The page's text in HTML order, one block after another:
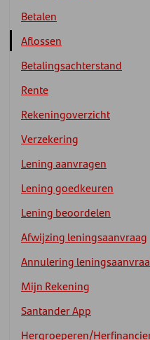
Betalen
Aflossen
Betalingsachterstand
Rente
Rekeningoverzicht
Verzekering
Lening aanvragen
Lening goedkeuren
Lening beoordelen
Afwijzing leningsaanvraag
Annulering
Mijn Rekening
Santander App
Hergroeperen/